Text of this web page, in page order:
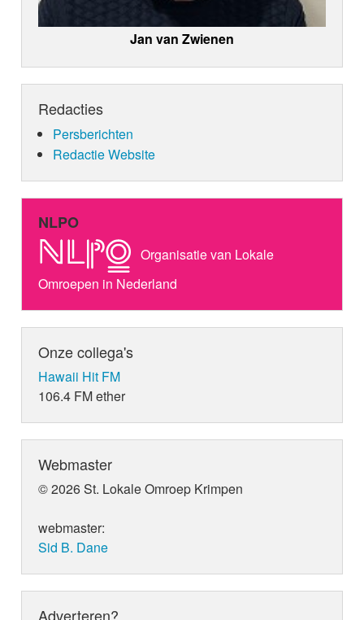
Jan van Zwienen
Redacties
Persberichten
Redactie Website
NLPO
Organisatie van Lokale
Omroepen in Nederland
Onze collega's
Hawaii Hit FM
106.4 FM ether
Webmaster
© 2026 St. Lokale Omroep Krimpen
webmaster:
Sid B. Dane
Adverteren?